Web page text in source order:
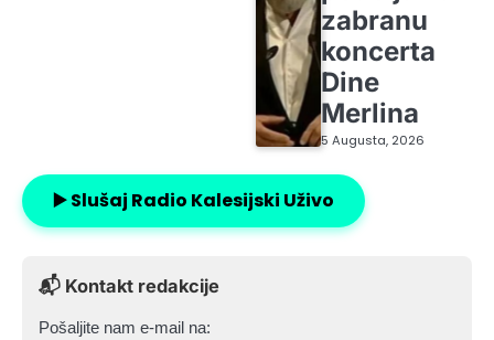
zabranu
koncerta
Dine
Merlina
5 Augusta, 2026
▶️ Slušaj Radio Kalesijski Uživo
📬 Kontakt redakcije
Pošaljite nam e-mail na: